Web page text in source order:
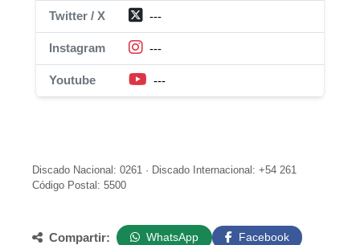
Twitter / X ---
Instagram ---
Youtube ---
Discado Nacional: 0261 · Discado Internacional: +54 261
Código Postal: 5500
Compartir: WhatsApp
Facebook